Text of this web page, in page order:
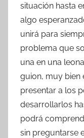
situación hasta
algo
unirá para
problema que
una en una
guion, muy bien
presentar a los
desarrollarlos
podrá
sin preguntarse